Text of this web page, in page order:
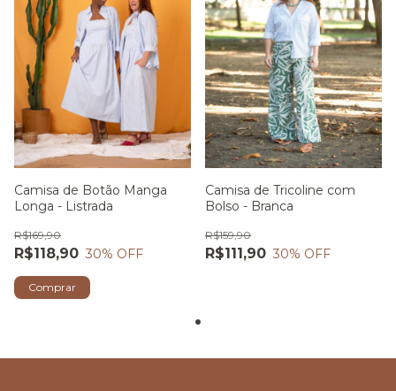
Camisa de Botão Manga
Longa - Listrada
R$118,90
R$169,90
30% OFF
Comprar
Camisa de Tricoline com
Bolso - Branca
R$111,90
R$159,90
30% OFF